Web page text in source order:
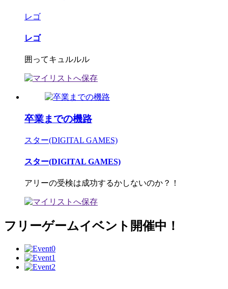
レゴ
レゴ
囲ってキュルルル
卒業までの機路
スター(DIGITAL GAMES)
スター(DIGITAL GAMES)
アリーの受検は成功するかしないのか？！
フリーゲームイベント開催中！